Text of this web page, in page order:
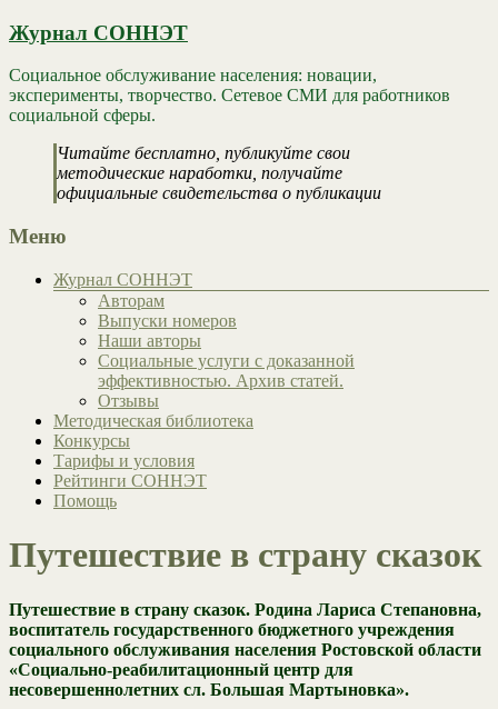
Журнал СОННЭТ
Социальное обслуживание населения: новации,
эксперименты, творчество. Сетевое СМИ для работников
социальной сферы.
Читайте бесплатно, публикуйте свои
методические наработки, получайте
официальные свидетельства о публикации
Меню
Журнал СОННЭТ
Авторам
Выпуски номеров
Наши авторы
Социальные услуги с доказанной
эффективностью. Архив статей.
Отзывы
Методическая библиотека
Конкурсы
Тарифы и условия
Рейтинги СОННЭТ
Помощь
Путешествие в страну сказок
Путешествие в страну сказок. Родина Лариса Степановна,
воспитатель государственного бюджетного учреждения
социального обслуживания населения Ростовской области
«Социально-реабилитационный центр для
несовершеннолетних сл. Большая Мартыновка».